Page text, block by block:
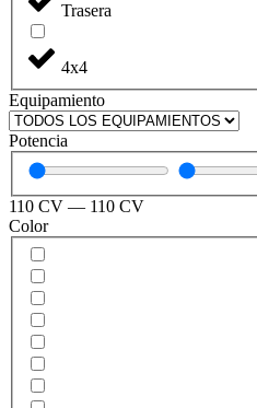
Trasera
4x4
Equipamiento
Potencia
110 CV — 110 CV
Color